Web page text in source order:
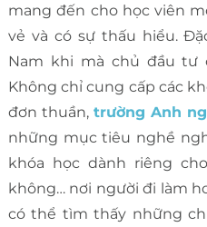
mang đến cho học viên
vẻ và có sự thấu hiểu.
Nam khi mà chủ đầu tư
Không chỉ cung cấp các
đơn thuần,trường Anh
những mục tiêu nghề
khóa học dành riêng
không… nơi người đi làm
có thể tìm thấy những